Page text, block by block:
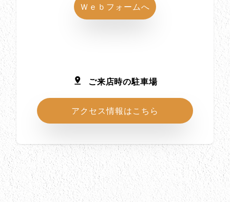
Ｗｅｂフォームへ
ご来店時の駐車場
アクセス情報はこちら
所在地